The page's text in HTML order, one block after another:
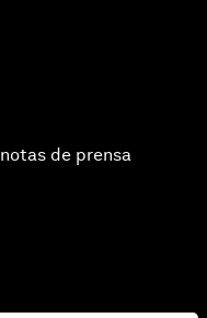
de prensa